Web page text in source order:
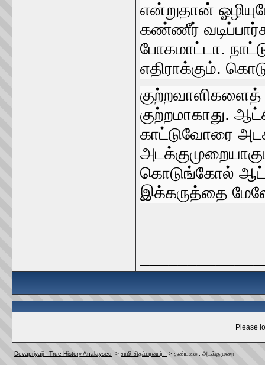
என்றுதான்‌
கண்ணீர்‌
போகமாட்டா.
எதிராக்கும்‌.
குற்றமாகாது.
காட்டுவோரை
கொடுங்‌கோல்‌
இக்கருத்தை
Please
Devapriyaji - True History Analaysed -> சாமி சிதம்பரனார். -> தண்டனை, அடக்குமுறை